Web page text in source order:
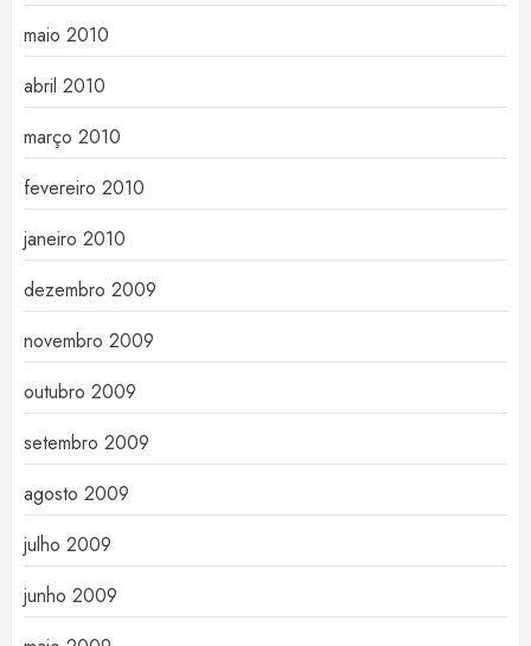
maio 2010
abril 2010
março 2010
fevereiro 2010
janeiro 2010
dezembro 2009
novembro 2009
outubro 2009
setembro 2009
agosto 2009
julho 2009
junho 2009